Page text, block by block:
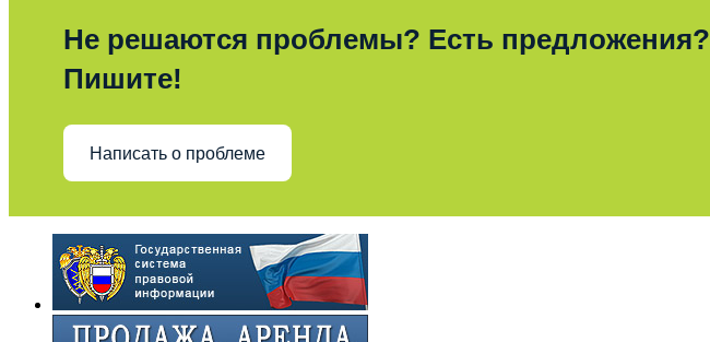
Не решаются проблемы? Есть предложения?
Пишите!
Написать о проблеме